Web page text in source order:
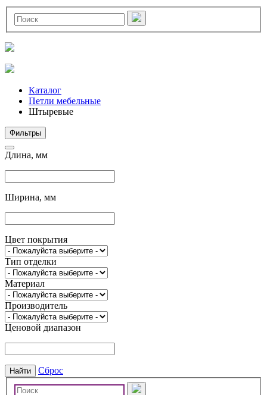
Каталог
Петли мебельные
Штыревые
Фильтры
Длина, мм
Ширина, мм
Цвет покрытия
Тип отделки
Материал
Производитель
Ценовой диапазон
Найти Сброс